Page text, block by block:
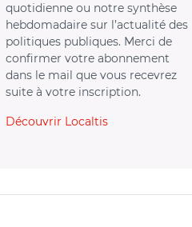
quotidienne ou notre synthèse
hebdomadaire sur l’actualité des
politiques publiques. Merci de
confirmer votre abonnement
dans le mail que vous recevrez
suite à votre inscription.
Découvrir Localtis